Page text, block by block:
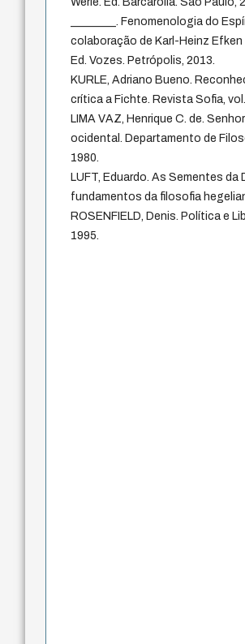
________. Fenomenologia do
colaboração de Karl-Heinz
Ed. Vozes. Petrópolis, 2013.
KURLE, Adriano Bueno.
crítica a Fichte. Revista Sofia,
LIMA VAZ, Henrique C. de.
ocidental. Departamento de
1980.
LUFT, Eduardo. As Sementes
fundamentos da filosofia
ROSENFIELD, Denis. Política e
1995.